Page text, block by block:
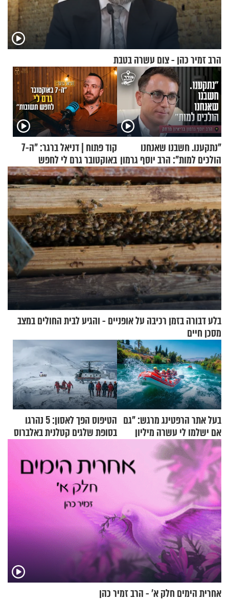
הרב זמיר כהן - צום עשרה בטבת
"נתקענו. חשבנו שאנחנו
הולכים למות": הרב יוסף גרמון
בריאיון מרתק
קוד פתוח | דניאל ברגר: "ה-7
באוקטובר גרם לי לחפש
תשובות"
בלע דבורה בזמן רכיבה על אופניים - והגיע לבית החולים במצב
מסכן חיים
בעל אתר הרפטינג מרגש: "גם
אם ישלמו לי עשרה מיליון
שקלים - לא אפתח בשבת"
הטיפוס הפך לאסון: 5 נהרגו
בסופת שלגים קטלנית באלברוס
אחרית הימים חלק א’ - הרב זמיר כהן